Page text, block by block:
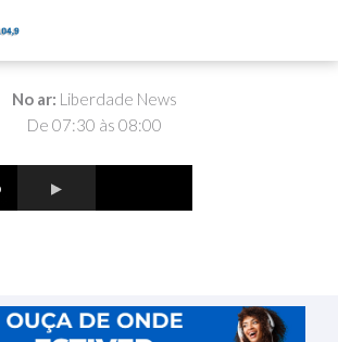
No ar: Liberdade News
De 07:30 às 08:00